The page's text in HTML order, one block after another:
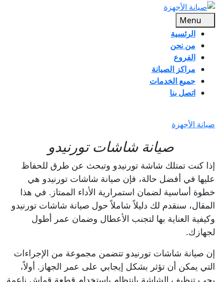
Skip
to
content
Menu
الرئسية
من نحن
الفروع
مراكز الصيانة
جميع الخدمات
اتصل بنا
BUTTON
صيانة الأجهزة
صيانة شاشات تورنيدو
إذا كنت تمتلك شاشة تورنيدو وتبحث عن طرق للحفاظ
عليها في أفضل حالة، فإن صيانة شاشات تورنيدو هي
خطوة أساسية لضمان استمرارية الأداء الممتاز. في هذا
المقال، سنقدم لك دليلاً شاملاً حول صيانة شاشات تورنيدو
وكيفية العناية بها لتجنب الأعطال وضمان عمر أطول
لجهازك.
إن صيانة شاشات تورنيدو تتضمن مجموعة من الإجراءات
التي يمكن أن تؤثر بشكل إيجابي على عمر الجهاز. أولاً،
يجب تنظيف الشاشة بانتظام باستخدام قطعة قماش ناعمة